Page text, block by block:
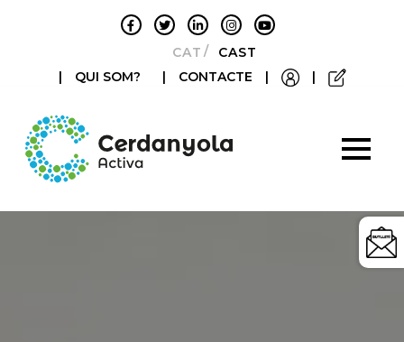
CATALÀCASTELLANO
|
QUI SOM? | CONTACTE | |